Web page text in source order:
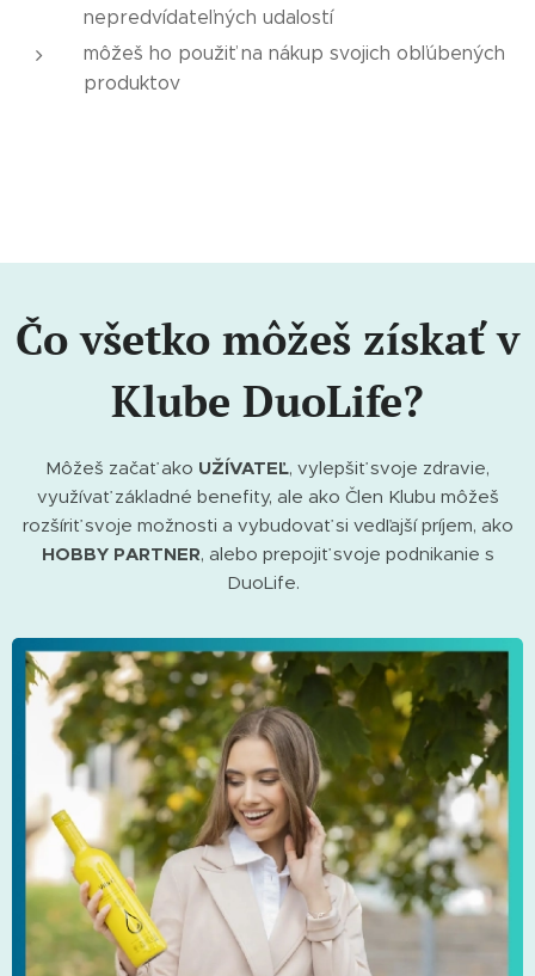
nepredvídateľných udalostí
môžeš ho použiť na nákup svojich obľúbených
produktov
Čo všetko môžeš získať v
Klube DuoLife?
Môžeš začať ako UŽÍVATEĽ, vylepšiť svoje zdravie,
využívať základné benefity, ale ako Člen Klubu môžeš
rozšíriť svoje možnosti a vybudovať si vedľajší príjem, ako
HOBBY PARTNER, alebo prepojiť svoje podnikanie s
DuoLife.